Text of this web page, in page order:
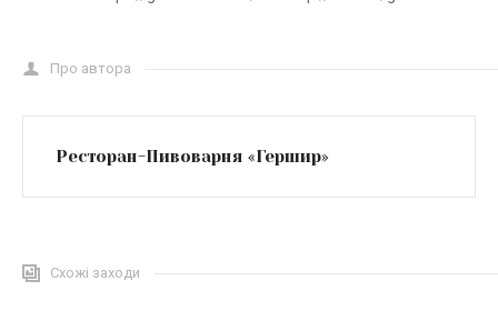
Про автора
Ресторан-Пивоварня «Гершир»
Схожі заходи